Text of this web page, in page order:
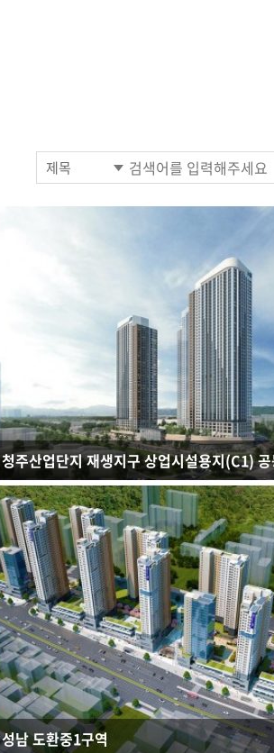
연면적 : 140,349.50㎡
규모 : B3F - 49F
건축용도 : 공동주택, 근린생활시설
성남 도환중1구역